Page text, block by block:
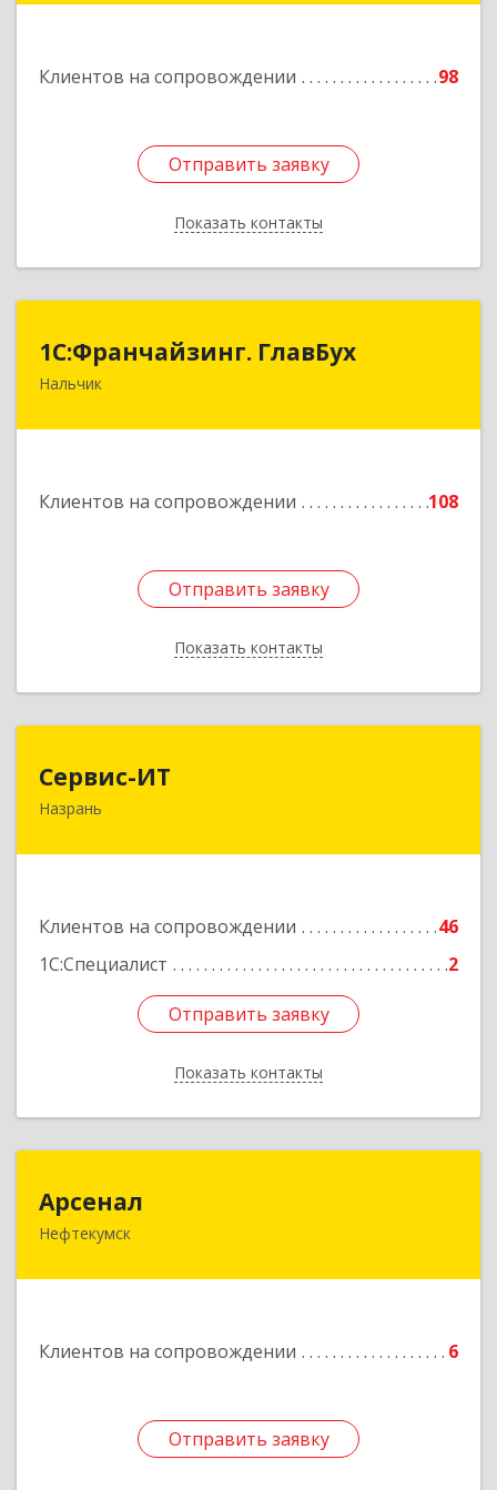
Клиентов на сопровождении 98
Отправить заявку
Показать контакты
Отправить заявку
Назад
1С:Франчайзинг. ГлавБух
Нальчик
Клиентов на сопровождении 108
Отправить заявку
Показать контакты
1С:Франчайзинг. ГлавБух
360000, Кабардино-Балкарская Респ, Нальчик г,
Отправить заявку
Назад
Сервис-ИТ
Назрань
Клиентов на сопровождении
46
1С:Специалист
2
Отправить заявку
Показать контакты
Подробнее
Отправить заявку
Назад
Арсенал
Нефтекумск
Клиентов на сопровождении 6
Отправить заявку
Отправить заявку